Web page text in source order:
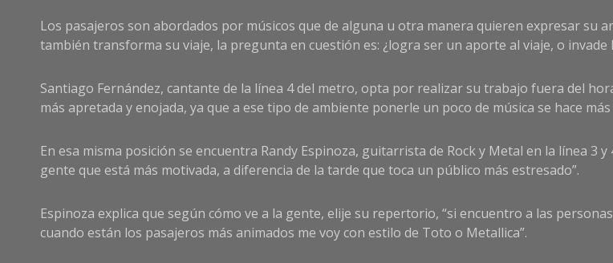
Los pasajeros son abordados por músicos que de alguna u otra manera quieren expresar su
también transforma su viaje, la pregunta en cuestión es: ¿logra ser un aporte al viaje, o invade
Santiago Fernández, cantante de la línea 4 del metro, opta por realizar su trabajo fuera del
más apretada y enojada, ya que a ese tipo de ambiente ponerle un poco de música se hace
En esa misma posición se encuentra Randy Espinoza, guitarrista de Rock y Metal en la línea 3
gente que está más motivada, a diferencia de la tarde que toca un público más estresado”.
Espinoza explica que según cómo ve a la gente, elije su repertorio, “si encuentro a las
cuando están los pasajeros más animados me voy con estilo de Toto o Metallica”.